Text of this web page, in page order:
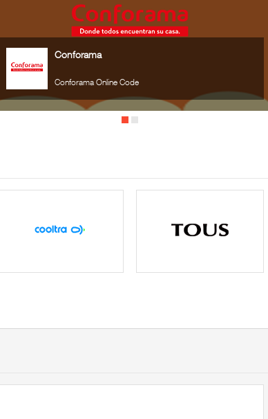
Conforama
Conforama Online Code
PcComponentes Online Code